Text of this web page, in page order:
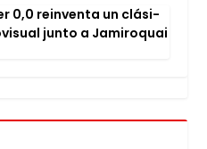
0,0 rein­ven­ta un clá­si­
jun­to a Jami­ro­quai